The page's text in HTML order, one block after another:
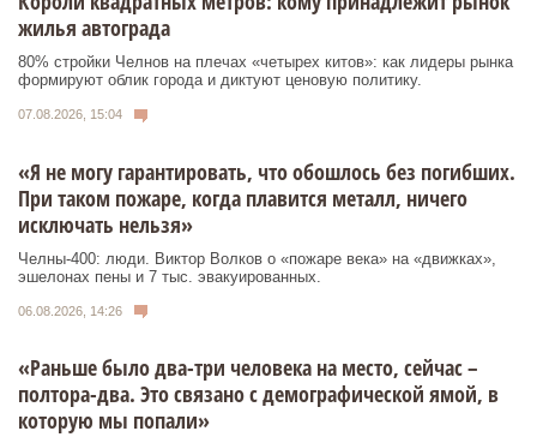
жилья автограда
80% стройки Челнов на плечах «четырех китов»: как лидеры рынка
формируют облик города и диктуют ценовую политику.
07.08.2026, 15:04
«Я не могу гарантировать, что обошлось без погибших.
При таком пожаре, когда плавится металл, ничего
исключать нельзя»
Челны-400: люди. Виктор Волков о «пожаре века» на «движках»,
эшелонах пены и 7 тыс. эвакуированных.
06.08.2026, 14:26
«Раньше было два-три человека на место, сейчас –
полтора-два. Это связано с демографической ямой, в
которую мы попали»